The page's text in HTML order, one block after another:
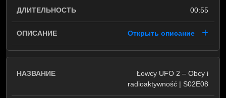
00:55
Открыть описание
Łowcy UFO 2 – Obcy i
radioaktywność | S02E08